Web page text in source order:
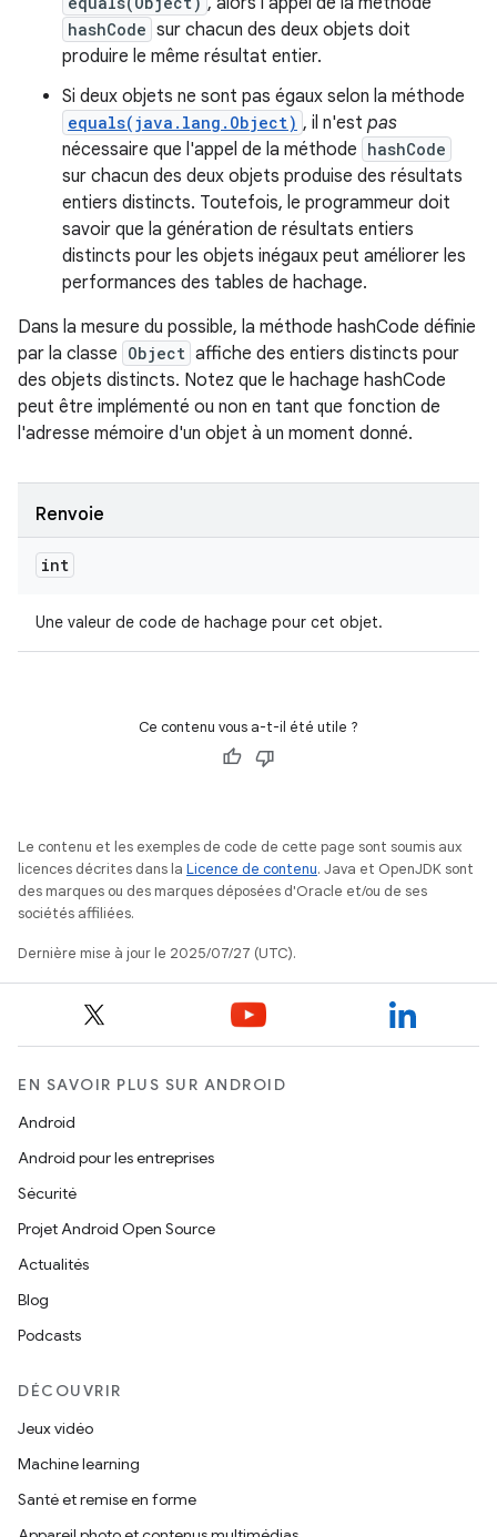
hashCode sur chacun des deux objets doit
produire le même résultat entier.
Si deux objets ne sont pas égaux selon la méthode
equals(java.lang.Object) , il n'est pas
nécessaire que l'appel de la méthode hashCode
sur chacun des deux objets produise des résultats
entiers distincts. Toutefois, le programmeur doit
savoir que la génération de résultats entiers
distincts pour les objets inégaux peut améliorer les
performances des tables de hachage.
Dans la mesure du possible, la méthode hashCode définie
par la classe Object affiche des entiers distincts pour
des objets distincts. Notez que le hachage hashCode
peut être implémenté ou non en tant que fonction de
l'adresse mémoire d'un objet à un moment donné.
Renvoie
int
Une valeur de code de hachage pour cet objet.
Ce contenu vous a-t-il été utile ?
Le contenu et les exemples de code de cette page sont soumis aux
licences décrites dans la Licence de contenu. Java et OpenJDK sont
des marques ou des marques déposées d'Oracle et/ou de ses
sociétés affiliées.
Dernière mise à jour le 2025/07/27 (UTC).
EN SAVOIR PLUS SUR ANDROID
Android
Android pour les entreprises
Sécurité
Projet Android Open Source
Actualités
Blog
Podcasts
DÉCOUVRIR
Jeux vidéo
Machine learning
Santé et remise en forme